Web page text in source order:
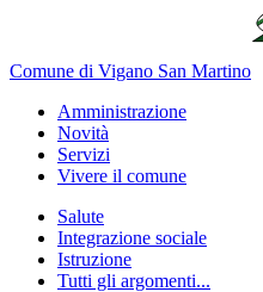
Comune di Vigano San Martino
Amministrazione
Novità
Servizi
Vivere il comune
Salute
Integrazione sociale
Istruzione
Tutti gli argomenti...